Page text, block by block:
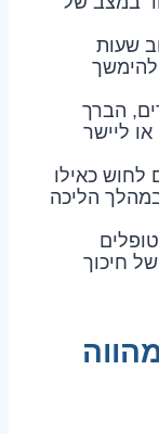
שעות
להימשך
הברך
ליישר
לחוש כאילו
הליכה
חיכוך